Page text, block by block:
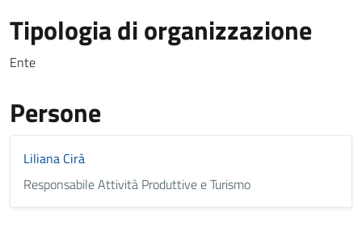
Tipologia di organizzazione
Ente
Persone
Liliana Cirà
Responsabile Attività Produttive e Turismo